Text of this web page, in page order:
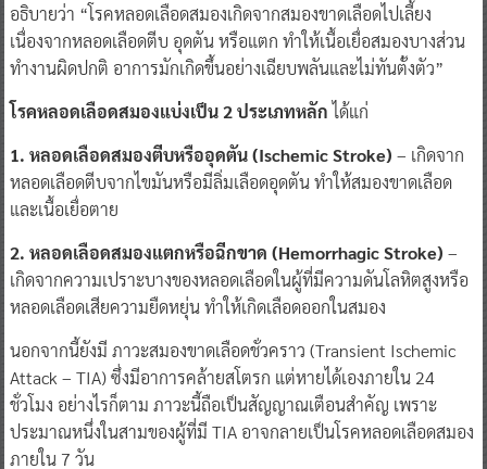
อธิบายว่า “โรคหลอดเลือดสมองเกิดจากสมองขาดเลือดไปเลี้ยง
เนื่องจากหลอดเลือดตีบ อุดตัน หรือแตก ทำให้เนื้อเยื่อสมองบางส่วน
ทำงานผิดปกติ อาการมักเกิดขึ้นอย่างเฉียบพลันและไม่ทันตั้งตัว”
โรคหลอดเลือดสมองแบ่งเป็น 2 ประเภทหลักได้แก่
1. หลอดเลือดสมองตีบหรืออุดตัน (Ischemic Stroke) – เกิดจาก
หลอดเลือดตีบจากไขมันหรือมีลิ่มเลือดอุดตัน ทำให้สมองขาดเลือด
และเนื้อเยื่อตาย
2. หลอดเลือดสมองแตกหรือฉีกขาด (Hemorrhagic Stroke) –
เกิดจากความเปราะบางของหลอดเลือดในผู้ที่มีความดันโลหิตสูงหรือ
หลอดเลือดเสียความยืดหยุ่น ทำให้เกิดเลือดออกในสมอง
นอกจากนี้ยังมี ภาวะสมองขาดเลือดชั่วคราว (Transient Ischemic
Attack – TIA) ซึ่งมีอาการคล้ายสโตรก แต่หายได้เองภายใน 24
ชั่วโมง อย่างไรก็ตาม ภาวะนี้ถือเป็นสัญญาณเตือนสำคัญ เพราะ
ประมาณหนึ่งในสามของผู้ที่มี TIA อาจกลายเป็นโรคหลอดเลือดสมอง
ภายใน 7 วัน